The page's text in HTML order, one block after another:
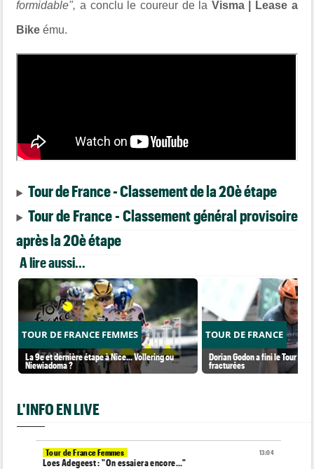
formidable", a conclu le coureur de la Visma | Lease a
Bike ému.
Tour de France - Classement de la 20è étape
Tour de France - Classement général provisoire
après la 20è étape
A lire aussi...
TOUR DE FRANCE FEMMES
La 9e et dernière étape à Nice... Vollering ou
Niewiadoma ?
TOUR DE FRANCE
Dorian Godon a fini le Tour
fracturées
L'INFO EN LIVE
13:04
Tour de France Femmes
Loes Adegeest : "On essaiera encore..."